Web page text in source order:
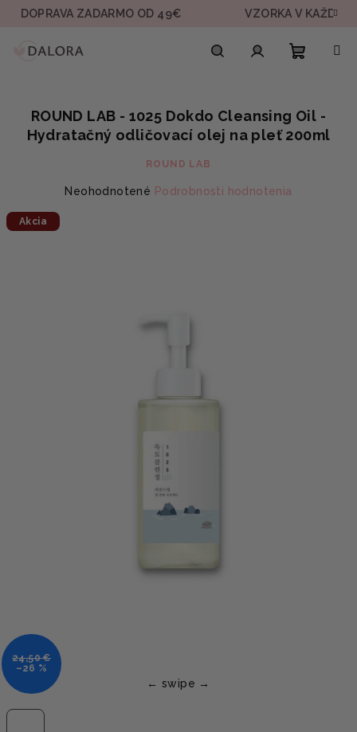
Prejsť
ZADARMO OD 49€ VZORKA V KAŽDEJ
košík
ROUND LAB - 1025 Dokdo Cleansing Oil -
Hydratačný odličovací olej na pleť 200ml
ROUND LAB
Priemerné
Neohodnotené Podrobnosti hodnotenia
Akcia
24,50 €
–26 %